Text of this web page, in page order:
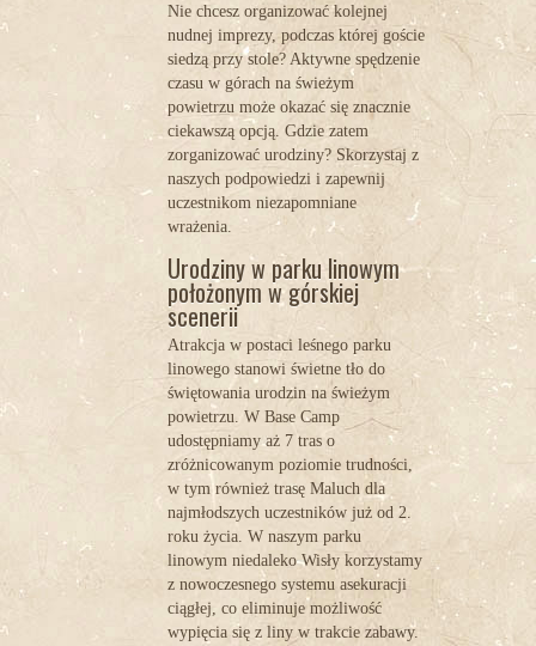
Nie chcesz organizować kolejnej
nudnej imprezy, podczas której goście
siedzą przy stole? Aktywne spędzenie
czasu w górach na świeżym
powietrzu może okazać się znacznie
ciekawszą opcją. Gdzie zatem
zorganizować urodziny? Skorzystaj z
naszych podpowiedzi i zapewnij
uczestnikom niezapomniane
wrażenia.
Urodziny w parku linowym
położonym w górskiej
scenerii
Atrakcja w postaci leśnego parku
linowego stanowi świetne tło do
świętowania urodzin na świeżym
powietrzu. W Base Camp
udostępniamy aż 7 tras o
zróżnicowanym poziomie trudności,
w tym również trasę Maluch dla
najmłodszych uczestników już od 2.
roku życia. W naszym parku
linowym niedaleko Wisły korzystamy
z nowoczesnego systemu asekuracji
ciągłej, co eliminuje możliwość
wypięcia się z liny w trakcie zabawy.